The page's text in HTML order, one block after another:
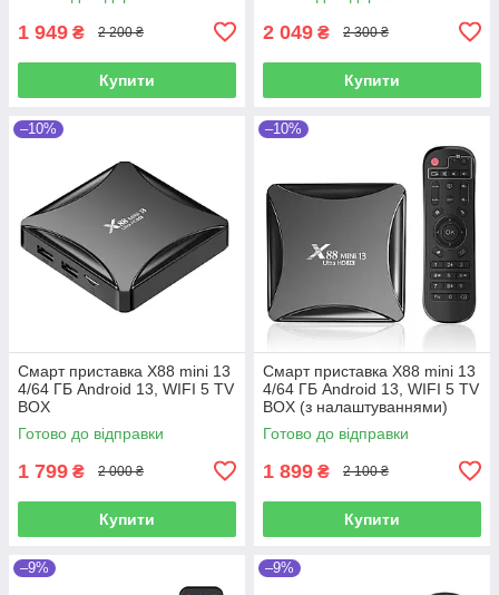
1 949 ₴ 2 200 ₴
Купити
2 049 ₴ 2 300 ₴
Купити
–10%
Смарт приставка X88 mini 13
4/64 ГБ Android 13, WIFI 5 TV
BOX
Готово до відправки
1 799 ₴ 2 000 ₴
Купити
–10%
Смарт приставка X88 mini 13
4/64 ГБ Android 13, WIFI 5 TV
BOX (з налаштуваннями)
Готово до відправки
1 899 ₴ 2 100 ₴
Купити
–9% –9%